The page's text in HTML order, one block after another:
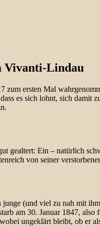
Vivanti-Lindau
zum ersten Mal
es sich lohnt, sich damit
gealtert: Ein – natürlich
von seiner
(und viel zu nah mit
am 30. Januar 1847, also
ungeklärt bleibt, ob er